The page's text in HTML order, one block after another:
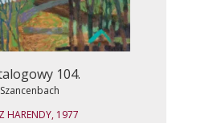
104.
HARENDY, 1977